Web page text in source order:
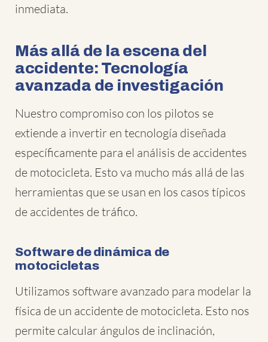
inmediata.
Más allá de la escena del
accidente: Tecnología
avanzada de investigación
Nuestro compromiso con los pilotos se
extiende a invertir en tecnología diseñada
específicamente para el análisis de accidentes
de motocicleta. Esto va mucho más allá de las
herramientas que se usan en los casos típicos
de accidentes de tráfico.
Software de dinámica de
motocicletas
Utilizamos software avanzado para modelar la
física de un accidente de motocicleta. Esto nos
permite calcular ángulos de inclinación,